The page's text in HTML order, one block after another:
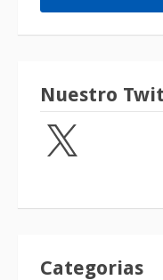
Nuestro
Categorias